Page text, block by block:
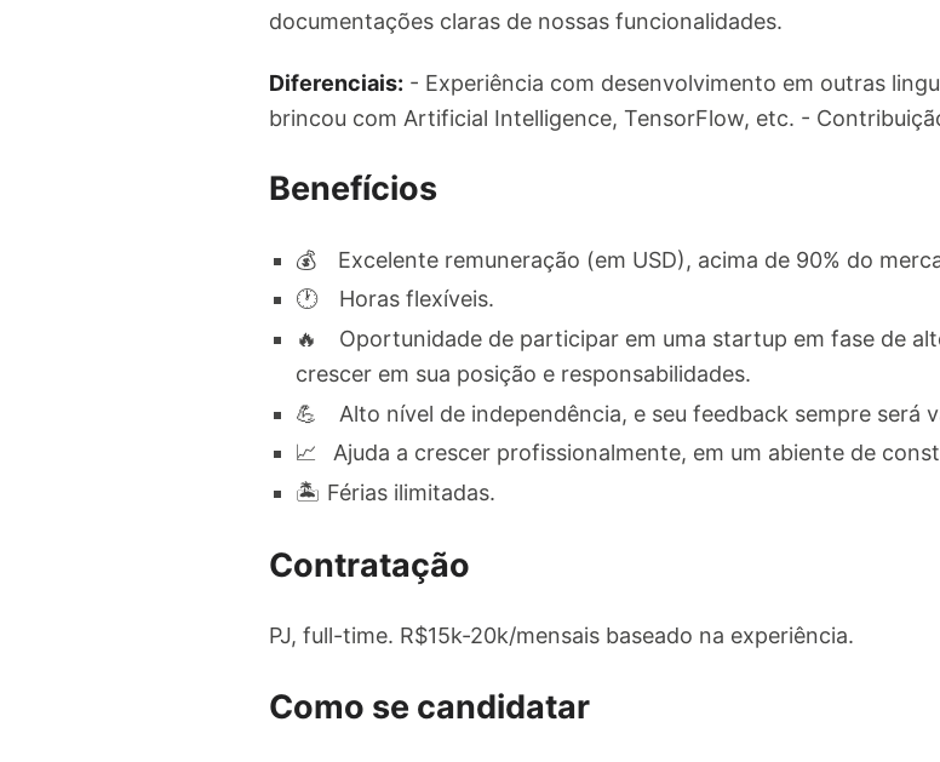
documentações claras de nossas funcionalidades.
Diferenciais: - Experiência com desenvolvimento em outras
brincou com Artificial Intelligence, TensorFlow, etc. -
Benefícios
💰 ⠀Excelente remuneração (em USD), acima de 90% do
🕐 ⠀Horas flexíveis.
🔥 ⠀Oportunidade de participar em uma startup em fase de
crescer em sua posição e responsabilidades.
💪 ⠀Alto nível de independência, e seu feedback sempre será
📈⠀Ajuda a crescer profissionalmente, em um abiente de
🏝 Férias ilimitadas.
Contratação
PJ, full-time. R$15k-20k/mensais baseado na experiência.
Como se candidatar